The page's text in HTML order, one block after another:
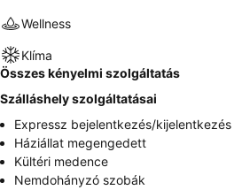
Wellness
Klíma
Összes kényelmi szolgáltatás
Szálláshely szolgáltatásai
Expressz bejelentkezés/kijelentkezés
Háziállat megengedett
Kültéri medence
Nemdohányzó szobák